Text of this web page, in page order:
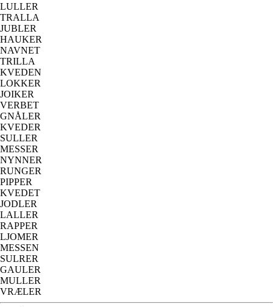
LULLER
TRALLA
JUBLER
HAUKER
NAVNET
TRILLA
KVEDEN
LOKKER
JOIKER
VERBET
GNÅLER
KVEDER
SULLER
MESSER
NYNNER
RUNGER
PIPPER
KVEDET
JODLER
LALLER
RAPPER
LJOMER
MESSEN
SULRER
GAULER
MULLER
VRÆLER